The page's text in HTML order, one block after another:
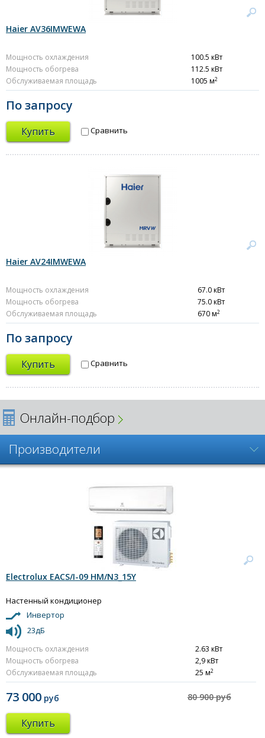
Haier AV36IMWEWA
Мощность охлаждения
100.5 кВт
Мощность обогрева
112.5 кВт
Обслуживаемая площадь
1005 м2
По запросу
Купить Сравнить
Haier AV24IMWEWA
Мощность охлаждения
67.0 кВт
Мощность обогрева
75.0 кВт
Обслуживаемая площадь
670 м2
По запросу
Купить Сравнить
Онлайн-подбор
Производители
Electrolux EACS/I-09 HM/N3_15Y
Настенный кондиционер
Инвертор
23дБ
Мощность охлаждения
2.63 кВт
Мощность обогрева
2,9 кВт
Обслуживаемая площадь
25 м2
73 000 руб 80 900 руб
Купить